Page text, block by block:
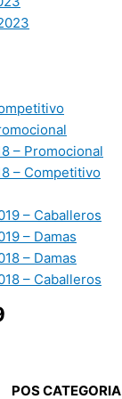
– Promocional
– Competitivo
– Caballeros
– Damas
– Damas
– Caballeros
POS CATEGORIA